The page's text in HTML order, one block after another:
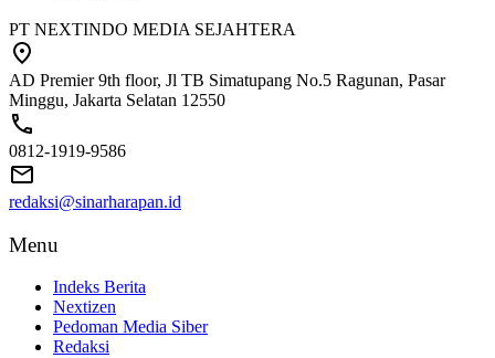
PT NEXTINDO MEDIA SEJAHTERA
AD Premier 9th floor, Jl TB Simatupang No.5 Ragunan, Pasar
Minggu, Jakarta Selatan 12550
0812-1919-9586
redaksi@sinarharapan.id
Menu
Indeks Berita
Nextizen
Pedoman Media Siber
Redaksi